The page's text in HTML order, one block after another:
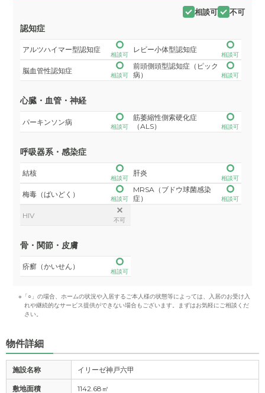
相談可 不可
認知症
アルツハイマー型認知症
相談可
レビー小体型認知症
相談可
脳血管性認知症
相談可
前頭側頭型認知症（ピック
病）
相談可
心臓・血管・神経
パーキンソン病
相談可
筋萎縮性側索硬化症
（ALS）
相談可
呼吸器系・感染症
結核
相談可
肝炎
相談可
梅毒（ばいどく）
相談可
MRSA（ブドウ球菌感染
症）
相談可
HIV
不可
骨・関節・皮膚
疥癬（かいせん）
相談可
※「○」の場合、ホームの状況や入居するご本人様の状態等によっては、入居のお受け入
れや継続的なサービス提供ができない場合もございます。まずはお気軽にご相談くだ
さい。
物件詳細
施設名称 イリーゼ神戸六甲
敷地面積 1142.68㎡